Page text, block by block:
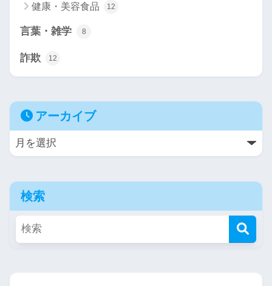
健康・美容食品 12
言葉・雑学 8
詐欺 12
アーカイブ
検索